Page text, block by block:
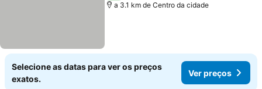
a 3.1 km de Centro da cidade
Selecione as datas para ver os preços
exatos.
Ver preços